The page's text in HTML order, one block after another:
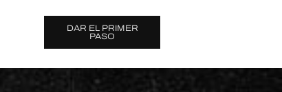
DAR EL PRIMER
PASO